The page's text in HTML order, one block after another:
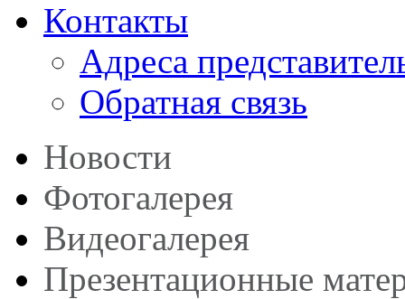
Контакты
Адреса
Обратная связь
Новости
Фотогалерея
Видеогалерея
Презентационные